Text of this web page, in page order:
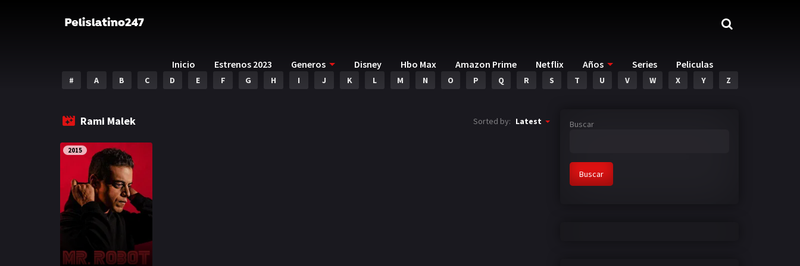
Inicio Estrenos 2023 Generos Disney Hbo Max Amazon Prime Netflix Años Series Peliculas
# A B C D E F G H I J K L M N O P Q R S T U V W X Y Z
Rami Malek Sorted by: Latest
2015
Buscar
Buscar